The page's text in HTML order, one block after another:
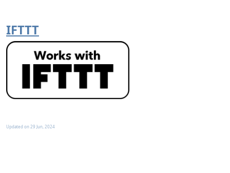
IFTTT
Updated on 29 Jun, 2024